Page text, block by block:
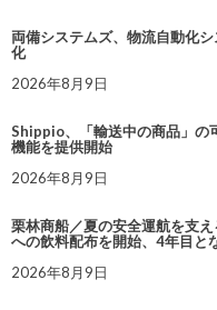
両備システムズ、物流自動化
化
2026年8月9日
Shippio、「輸送中の商品」の
機能を提供開始
2026年8月9日
栗林商船／夏の安全運航を支
への飲料配布を開始、4年目と
2026年8月9日